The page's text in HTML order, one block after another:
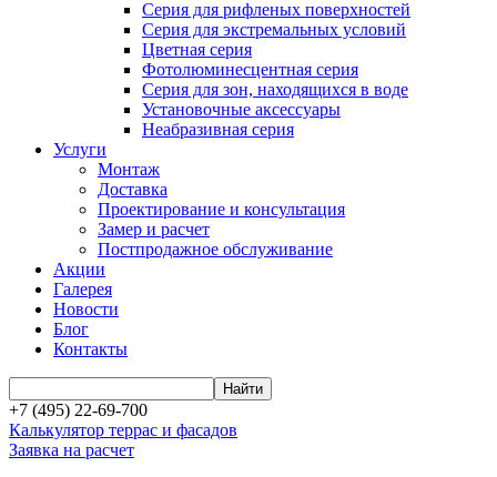
Серия для рифленых поверхностей
Серия для экстремальных условий
Цветная серия
Фотолюминесцентная серия
Серия для зон, находящихся в воде
Установочные аксессуары
Неабразивная серия
Услуги
Монтаж
Доставка
Проектирование и консультация
Замер и расчет
Постпродажное обслуживание
Акции
Галерея
Новости
Блог
Контакты
+7 (495) 22-69-700
Калькулятор террас и фасадов
Заявка на расчет